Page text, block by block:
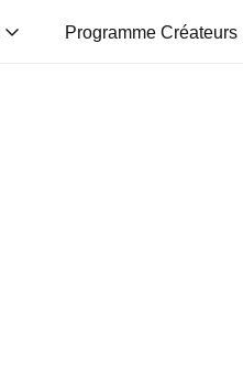
Programme Créateurs